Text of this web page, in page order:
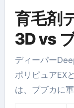
育毛剤
3D vs
ディーパー
ポリピュアEX
は、ブブカに